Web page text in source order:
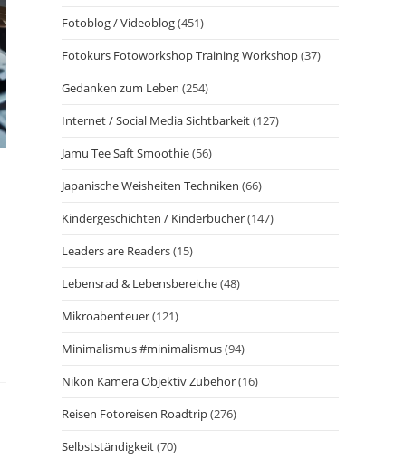
Fotoblog / Videoblog(451)
Fotokurs Fotoworkshop Training Workshop(37)
Gedanken zum Leben (254)
Internet / Social Media Sichtbarkeit(127)
Jamu Tee Saft Smoothie(56)
Japanische Weisheiten Techniken (66)
Kindergeschichten / Kinderbücher(147)
Leaders are Readers(15)
Lebensrad & Lebensbereiche(48)
Mikroabenteuer(121)
Minimalismus #minimalismus(94)
Nikon Kamera Objektiv Zubehör(16)
Reisen Fotoreisen Roadtrip(276)
Selbstständigkeit(70)